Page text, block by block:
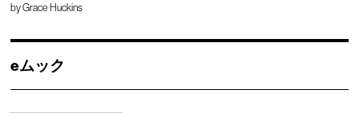
byGrace Huckins
eムック